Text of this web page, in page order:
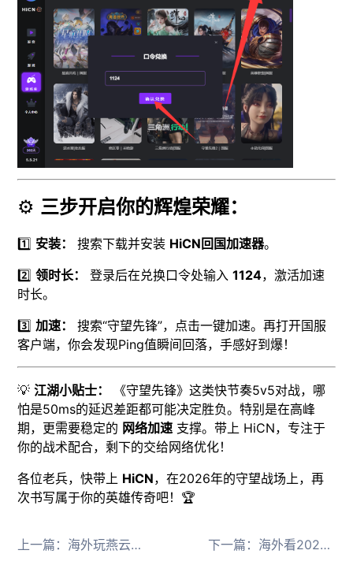
⚙️ 三步开启你的辉煌荣耀：
1️⃣ 安装： 搜索下载并安装 HiCN回国加速器。
2️⃣领时长： 登录后在兑换口令处输入1124，激活加速
时长。
3️⃣加速：
搜索“守望先锋”，点击一键加速。再打开国服
客户端，你会发现Ping值瞬间回落，手感好到爆！
💡江湖小贴士：
《守望先锋》这类快节奏5v5对战，哪
怕是50ms的延迟差距都可能决定胜负。特别是在高峰
期，更需要稳定的 网络加速 支撑。带上 HiCN，专注于
你的战术配合，剩下的交给网络优化！
各位老兵，快带上 HiCN，在2026年的守望战场上，再
次书写属于你的英雄传奇吧！🏆
上一篇： 海外玩燕云十六声国服延迟高用HiCN回国加速器低延迟攻略 下一篇： 海外看2026LPL中文直播用HiCN回国加速器解决播放限制